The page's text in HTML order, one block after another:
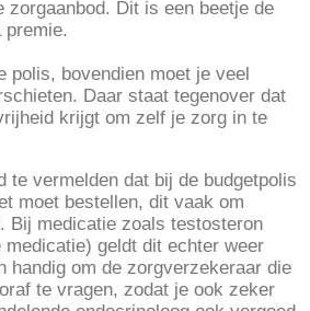
zorgaanbod. Dit is een beetje de
premie.
polis, bovendien moet je veel
Daar staat tegenover dat
krijgt om zelf je zorg in te
te vermelden dat bij de budgetpolis
moet bestellen, dit vaak om
Bij medicatie zoals testosteron
medicatie) geldt dit echter weer
handig om de zorgverzekeraar die
te vragen, zodat je ook zeker